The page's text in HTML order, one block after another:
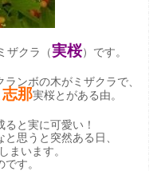
ザクラ（実桜）です。
ンボの木がミザクラで、
志那実桜とがある由。
と実に可愛い！
思うと突然ある日、
まいます。
す。